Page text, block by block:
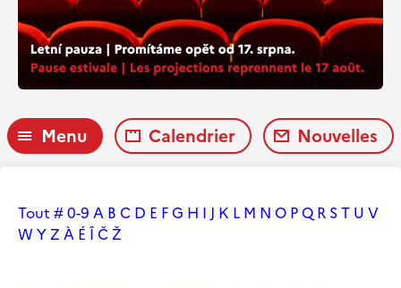
Menu Calendrier Nouvelles
Tout # 0-9 A B C D E FG H I J K L M N O PQ R ST U V
W YZ À É ÎČŽ